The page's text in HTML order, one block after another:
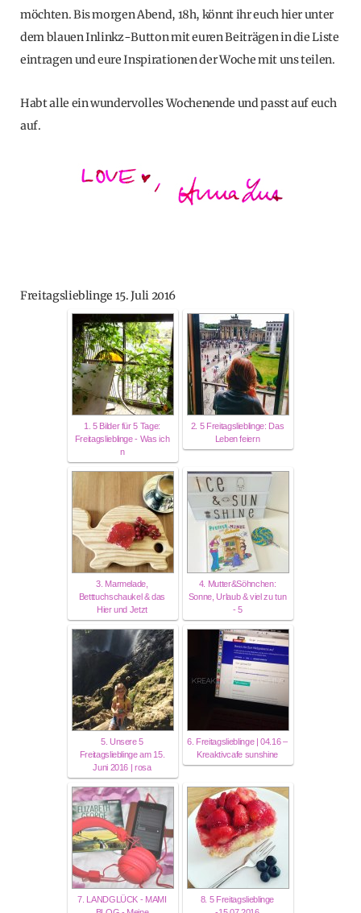
möchten. Bis morgen Abend, 18h, könnt ihr euch hier unter
dem blauen Inlinkz-Button mit euren Beiträgen in die Liste
eintragen und eure Inspirationen der Woche mit uns teilen.
Habt alle ein wundervolles Wochenende und passt auf euch
auf.
Freitagslieblinge 15. Juli 2016
1. 5 Bilder für 5 Tage:
Freitagslieblinge - Was ich
n
2. 5 Freitagslieblinge: Das
Leben feiern
3. Marmelade,
Betttuchschaukel & das
Hier und Jetzt
4. Mutter&Söhnchen:
Sonne, Urlaub & viel zu tun
- 5
5. Unsere 5
Freitagslieblinge am 15.
Juni 2016 | rosa
6. Freitagslieblinge | 04.16 –
Kreaktivcafe sunshine
7. LANDGLÜCK - MAMI
8. 5 Freitagslieblinge